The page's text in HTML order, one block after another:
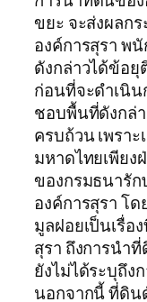
ขยะ จะส่งผลก
องค์การสุรา พ
ดังกล่าวได้ข้อ
ก่อนที่จะดำเนิน
ชอบพื้นที่ดังกล่
ครบถ้วน เพราะ
มหาดไทยเพียง
ของกรมธนารั
องค์การสุรา โ
มูลฝอยเป็นเรื่อ
สุรา ถึงการนำ
ยังไม่ได้ระบุถึง
นอกจากนี้ ที่ดิน